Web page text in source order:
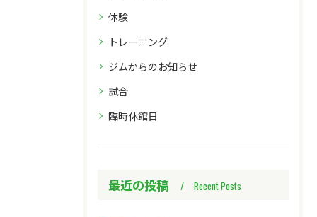
体験
トレーニング
ジムからのお知らせ
試合
臨時休館日
最近の投稿 Recent Posts